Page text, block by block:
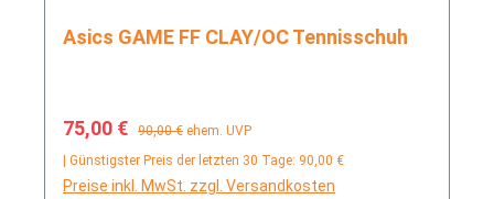
Asics GAME FF CLAY/OC Tennisschuh
Verkaufspreis:
75,00 € Regulärer Preis:
90,00 € ehem. UVP
| Günstigster Preis der letzten 30 Tage: 90,00 €
Preise inkl. MwSt. zzgl. Versandkosten